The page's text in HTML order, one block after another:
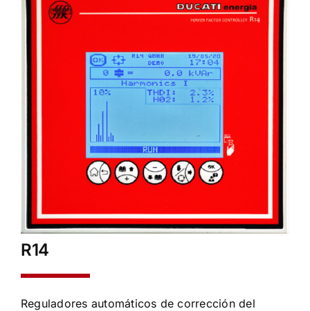
R14
Reguladores automáticos de corrección del